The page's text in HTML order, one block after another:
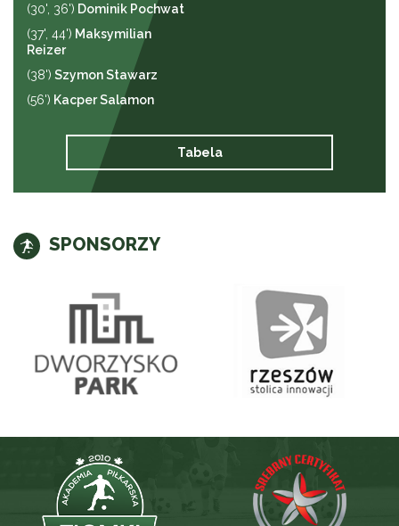
(30', 36') Dominik Pochwat
(37', 44') Maksymilian
Reizer
(38') Szymon Stawarz
(56') Kacper Salamon
Tabela
SPONSORZY